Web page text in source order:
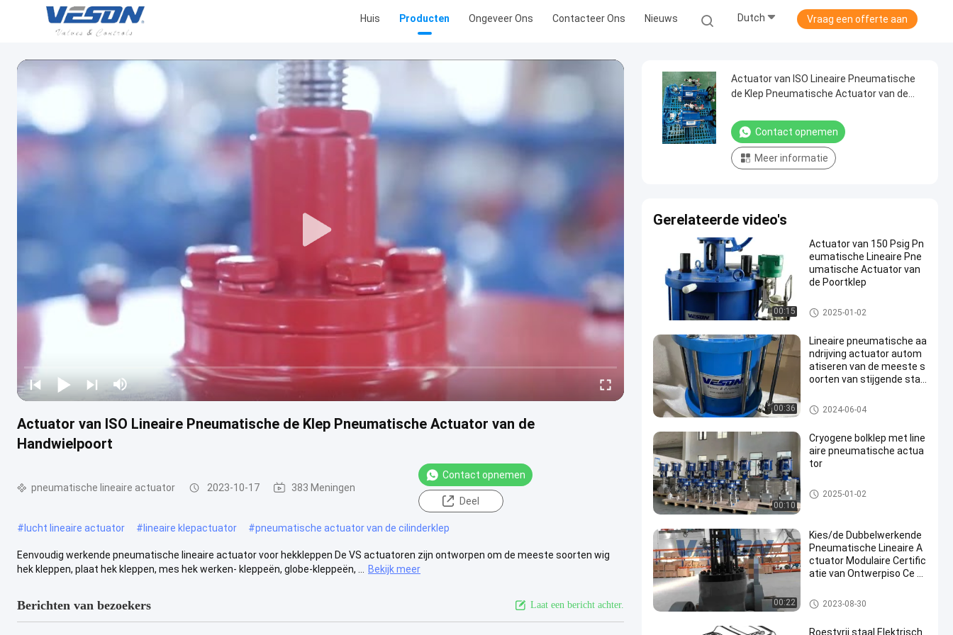
Huis Producten Ongeveer Ons Contacteer Ons Nieuws Dutch Vraag een offerte aan
Actuator van ISO Lineaire Pneumatische de Klep Pneumatische Actuator van de
Handwielpoort
pneumatische lineaire actuator 2023-10-17 383 Meningen
Contact opnemen
Deel
#lucht lineaire actuator #lineaire klepactuator #pneumatische actuator van de cilinderklep
Eenvoudig werkende pneumatische lineaire actuator voor hekkleppen De VS actuatoren zijn ontworpen om de meeste soorten wig
hek kleppen, plaat hek kleppen, mes hek werken- kleppeën, globe-kleppeën, ...
Bekijk meer
Berichten van bezoekers Laat een bericht achter.
Actuator van ISO Lineaire Pneumatische
de Klep Pneumatische Actuator van de
Contact opnemen
Meer informatie
Gerelateerde video's
00:15
Actuator van 150 Psig Pn
eumatische Lineaire Pne
umatische Actuator van
de Poortklep
pneumatische lineaire actuato
r
2025-01-02
00:36
Lineaire pneumatische aa
ndrijving actuator autom
atiseren van de meeste s
oorten van stijgende sta
pneumatische lineaire actuato
r
2024-06-04
00:10
Cryogene bolklep met line
aire pneumatische actua
tor
pneumatische lineaire actuato
r
2025-01-02
00:22
Kies/de Dubbelwerkende
Pneumatische Lineaire A
ctuator Modulaire Certific
atie van Ontwerpiso Ce P
pneumatische lineaire actuato
r
2023-08-30
Roestvrij staal Elektrisch